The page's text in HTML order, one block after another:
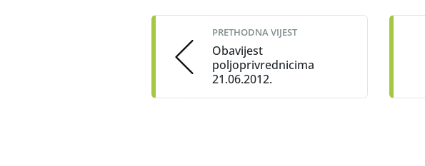
navigation
PRETHODNA VIJEST
Obavijest
poljoprivrednicima
21.06.2012.